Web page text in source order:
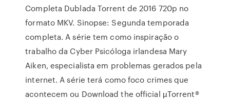
Completa Dublada Torrent de 2016 720p no
formato MKV. Sinopse: Segunda temporada
completa. A série tem como inspiração o
trabalho da Cyber Psicóloga irlandesa Mary
Aiken, especialista em problemas gerados pela
internet. A série terá como foco crimes que
acontecem ou Download the official µTorrent®